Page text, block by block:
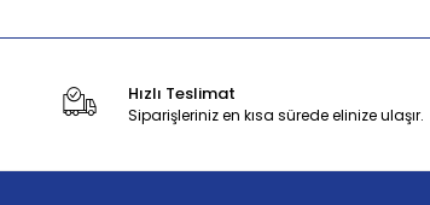
Hızlı Teslimat
Siparişleriniz en kısa sürede elinize ulaşır.